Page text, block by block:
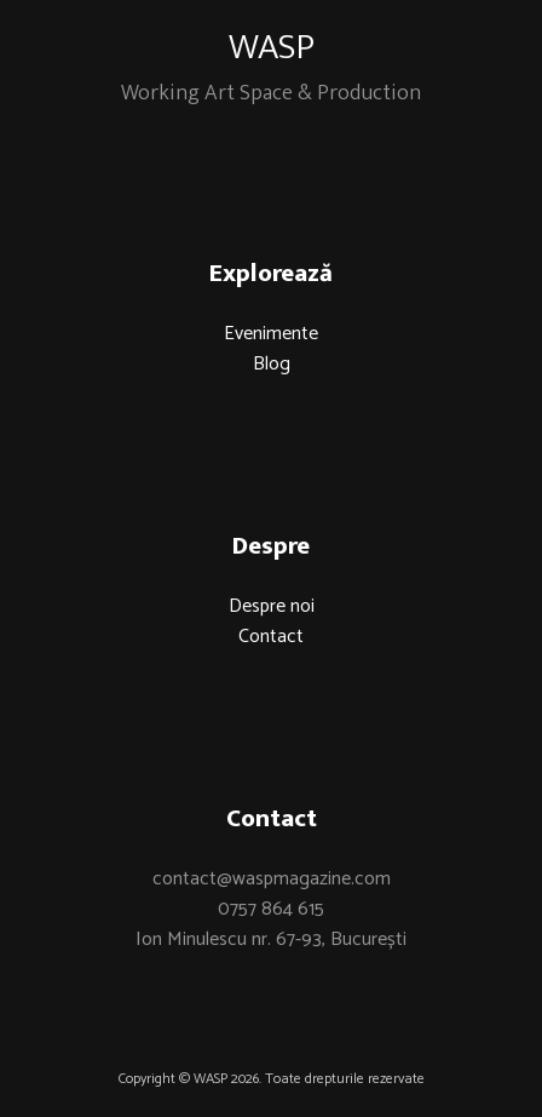
WASP
Working Art Space & Production
Explorează
Evenimente
Blog
Despre
Despre noi
Contact
Contact
contact@waspmagazine.com
0757 864 615
Ion Minulescu nr. 67-93, București
Copyright © WASP 2026. Toate drepturile rezervate